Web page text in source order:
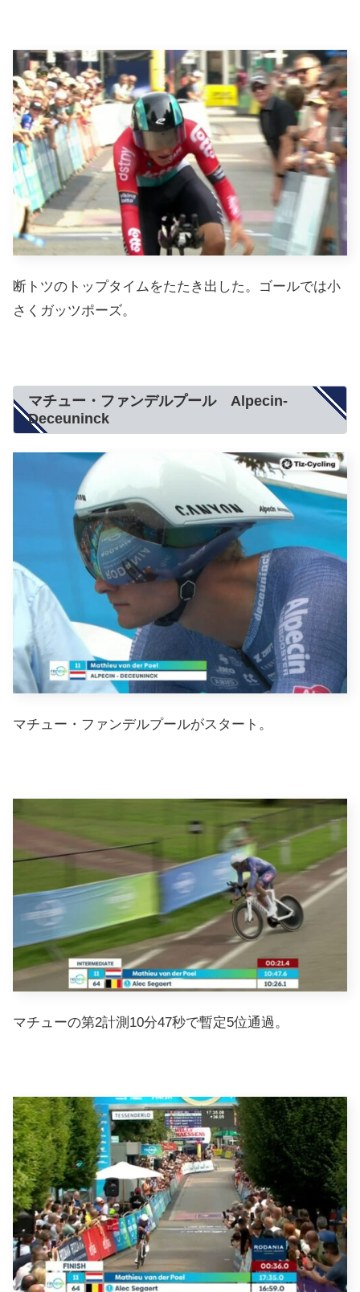
断トツのトップタイムをたたき出した。ゴールでは小
さくガッツポーズ。
マチュー・ファンデルプール Alpecin-
Deceuninck
マチュー・ファンデルプールがスタート。
マチューの第2計測10分47秒で暫定5位通過。